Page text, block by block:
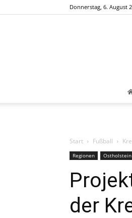
Donnerstag, 6. August
Start Fußball
Regionen Ostholstein
der